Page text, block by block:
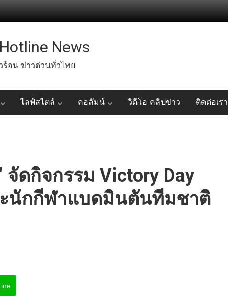
News
ร้อน ข่าวด่วนทั่วไทย
ไลฟ์สไตล์ คอลัมน์ วิดีโอ-คลิปข่าว ติดต่อเรา
จัดกิจกรรม Victory Day
นักกีฬาแบดมินตันทีมชาติ